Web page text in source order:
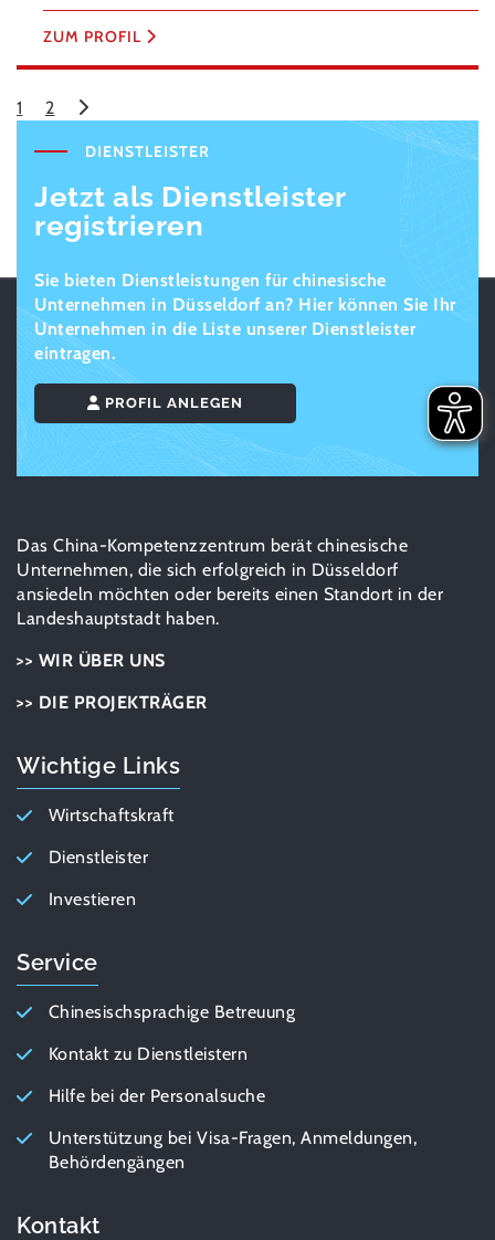
ZUM PROFIL
1 2
DIENSTLEISTER
Jetzt als Dienstleister
registrieren
Sie bieten Dienstleistungen für chinesische
Unternehmen in Düsseldorf an? Hier können Sie Ihr
Unternehmen in die Liste unserer Dienstleister
eintragen.
PROFIL ANLEGEN
Das China-Kompetenzzentrum berät chinesische
Unternehmen, die sich erfolgreich in Düsseldorf
ansiedeln möchten oder bereits einen Standort in der
Landeshauptstadt haben.
>> WIR ÜBER UNS
>> DIE PROJEKTRÄGER
Wichtige Links
Wirtschaftskraft
Dienstleister
Investieren
Service
Chinesischsprachige Betreuung
Kontakt zu Dienstleistern
Hilfe bei der Personalsuche
Unterstützung bei Visa-Fragen, Anmeldungen,
Behördengängen
Kontakt